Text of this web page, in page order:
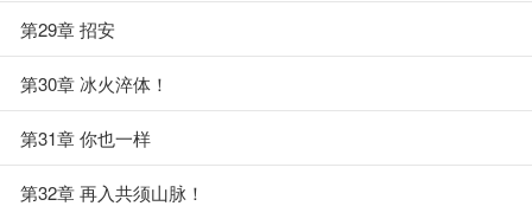
第29章 招安
第30章 冰火淬体！
第31章 你也一样
第32章 再入共须山脉！